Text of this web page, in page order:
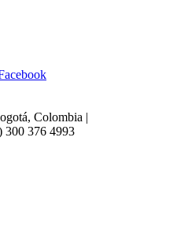
Colombia |
300 376 4993